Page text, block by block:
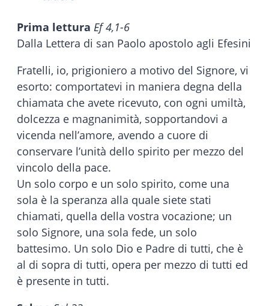
Prima lettura Ef 4,1-6
Dalla Lettera di san Paolo apostolo agli Efesini
Fratelli, io, prigioniero a motivo del Signore, vi
esorto: comportatevi in maniera degna della
chiamata che avete ricevuto, con ogni umiltà,
dolcezza e magnanimità, sopportandovi a
vicenda nell’amore, avendo a cuore di
conservare l’unità dello spirito per mezzo del
vincolo della pace.
Un solo corpo e un solo spirito, come una
sola è la speranza alla quale siete stati
chiamati, quella della vostra vocazione; un
solo Signore, una sola fede, un solo
battesimo. Un solo Dio e Padre di tutti, che è
al di sopra di tutti, opera per mezzo di tutti ed
è presente in tutti.